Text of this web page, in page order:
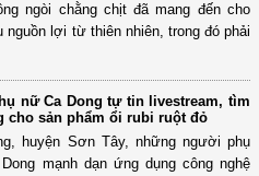
ngòi chằng chịt đã mang đến cho
nguồn lợi từ thiên nhiên, trong đó phải
nữ Ca Dong tự tin livestream, tìm
cho sản phẩm ổi rubi ruột đỏ
huyện Sơn Tây, những người phụ
mạnh dạn ứng dụng công nghệ